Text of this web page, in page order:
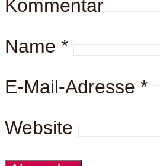
Kommentar
Name *
E-Mail-Adresse *
Website